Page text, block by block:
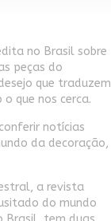
no Brasil sobre
peças do
que traduzem
que nos cerca.
notícias
da decoração,
a revista
do mundo